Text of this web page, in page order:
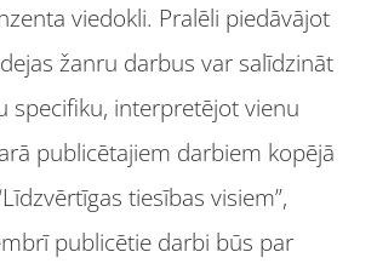
viedokli. Pralēli piedāvājot
žanru darbus var salīdzināt
specifiku, interpretējot vienu
publicētajiem darbiem kopējā
tiesības visiem”,
publicētie darbi būs par